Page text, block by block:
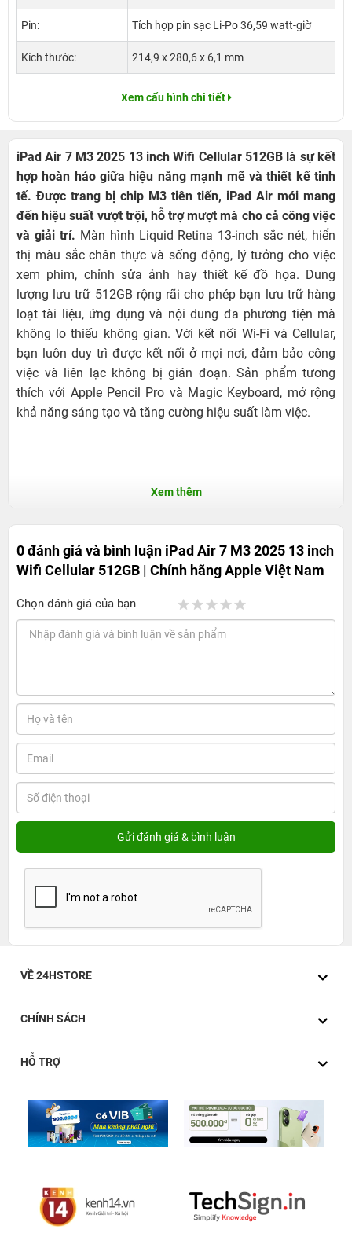
Pin: Tích hợp pin sạc Li-Po 36,59 watt‑giờ
Kích thước: 214,9 x 280,6 x 6,1 mm
Xem cấu hình chi tiết
iPad Air 7 M3 2025 13 inch Wifi Cellular 512GB là sự kết
hợp hoàn hảo giữa hiệu năng mạnh mẽ và thiết kế tinh
tế. Được trang bị chip M3 tiên tiến, iPad Air mới mang
đến hiệu suất vượt trội, hỗ trợ mượt mà cho cả công việc
và giải trí. Màn hình Liquid Retina 13-inch sắc nét, hiển
thị màu sắc chân thực và sống động, lý tưởng cho việc
xem phim, chỉnh sửa ảnh hay thiết kế đồ họa. Dung
lượng lưu trữ 512GB rộng rãi cho phép bạn lưu trữ hàng
loạt tài liệu, ứng dụng và nội dung đa phương tiện mà
không lo thiếu không gian. Với kết nối Wi-Fi và Cellular,
bạn luôn duy trì được kết nối ở mọi nơi, đảm bảo công
việc và liên lạc không bị gián đoạn. Sản phẩm tương
thích với Apple Pencil Pro và Magic Keyboard, mở rộng
khả năng sáng tạo và tăng cường hiệu suất làm việc.
iPad Air 7 M3 2025 13-inch Wifi Cellular
512GB - Tối ưu thiết kế, hiệu suất vượt trội
1. Giá bán iPad Air 7 M3 2025 13 inch Wifi Cellular
Việt Nam là 34.499.000 đồng. ​Mức giá này áp dụng cho
Xem thêm
0 đánh giá và bình luận iPad Air 7 M3 2025 13 inch
Wifi Cellular 512GB | Chính hãng Apple Việt Nam
Chọn đánh giá của bạn
VỀ 24HSTORE
CHÍNH SÁCH
HỖ TRỢ